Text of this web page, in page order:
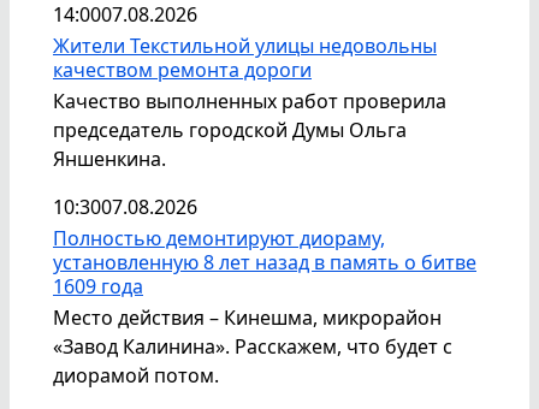
14:0007.08.2026
Жители Текстильной улицы недовольны
качеством ремонта дороги
Качество выполненных работ проверила
председатель городской Думы Ольга
Яншенкина.
10:3007.08.2026
Полностью демонтируют диораму,
установленную 8 лет назад в память о битве
1609 года
Место действия – Кинешма, микрорайон
«Завод Калинина». Расскажем, что будет с
диорамой потом.